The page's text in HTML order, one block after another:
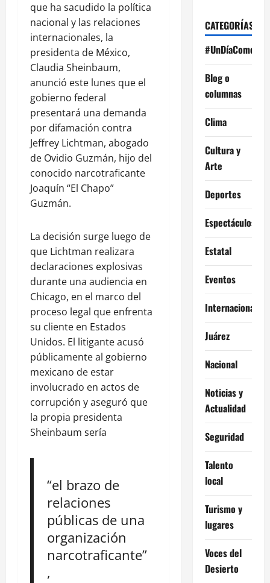
que ha sacudido la política
nacional y las relaciones
internacionales, la
presidenta de México,
Claudia Sheinbaum,
anunció este lunes que el
gobierno federal
presentará una demanda
por difamación contra
Jeffrey Lichtman, abogado
de Ovidio Guzmán, hijo del
conocido narcotraficante
Joaquín “El Chapo”
Guzmán.
La decisión surge luego de
que Lichtman realizara
declaraciones explosivas
durante una audiencia en
Chicago, en el marco del
proceso legal que enfrenta
su cliente en Estados
Unidos. El litigante acusó
públicamente al gobierno
mexicano de estar
involucrado en actos de
corrupción y aseguró que
la propia presidenta
Sheinbaum sería
“el brazo de
relaciones
públicas de una
organización
narcotraficante”
,
CATEGORÍAS
#UnDíaComoHoy
Blog o
columnas
Clima
Cultura y
Arte
Deportes
Espectáculos
Estatal
Eventos
Internacional
Juárez
Nacional
Noticias y
Actualidad
Seguridad
Talento
local
Turismo y
lugares
Voces del
Desierto